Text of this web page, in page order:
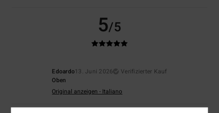
5/5
Edoardo13. Juni 2026
Verifizierter Kauf
Oben
Original anzeigen - Italiano